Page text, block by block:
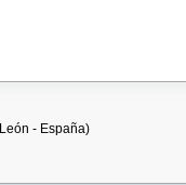
- España)